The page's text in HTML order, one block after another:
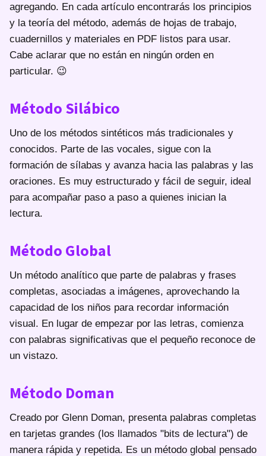
agregando. En cada artículo encontrarás los principios
y la teoría del método, además de hojas de trabajo,
cuadernillos y materiales en PDF listos para usar.
Cabe aclarar que no están en ningún orden en
particular. 😉
Método Silábico
Uno de los métodos sintéticos más tradicionales y
conocidos. Parte de las vocales, sigue con la
formación de sílabas y avanza hacia las palabras y las
oraciones. Es muy estructurado y fácil de seguir, ideal
para acompañar paso a paso a quienes inician la
lectura.
Método Global
Un método analítico que parte de palabras y frases
completas, asociadas a imágenes, aprovechando la
capacidad de los niños para recordar información
visual. En lugar de empezar por las letras, comienza
con palabras significativas que el pequeño reconoce de
un vistazo.
Método Doman
Creado por Glenn Doman, presenta palabras completas
en tarjetas grandes (los llamados "bits de lectura") de
manera rápida y repetida. Es un método global pensado